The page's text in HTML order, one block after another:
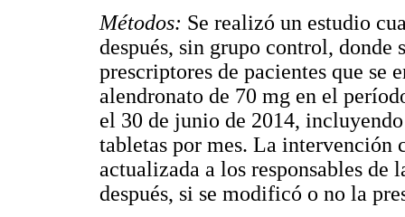
Métodos: Se realizó un estudio
después, sin grupo control,
prescriptores de pacientes que se
alendronato de 70 mg en el
el 30 de junio de 2014,
tabletas por mes. La
actualizada a los responsables de
después, si se modificó o no la